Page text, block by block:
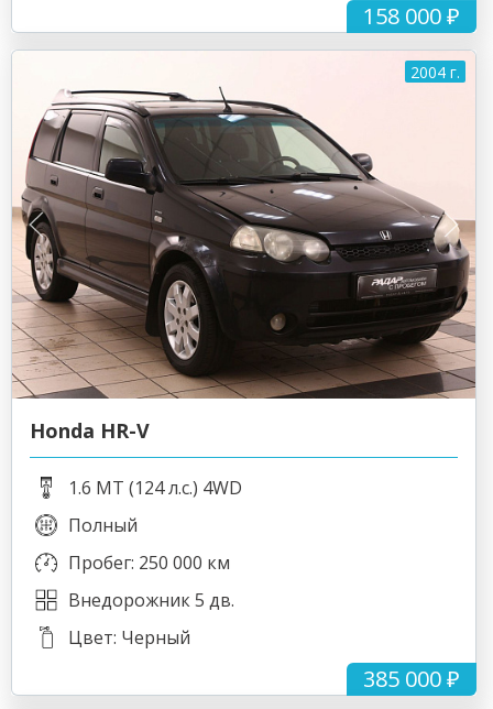
158 000 ₽
2004 г.
385 000 ₽
Honda HR-V
1.6 MT (124 л.с.) 4WD
Полный
Пробег: 250 000 км
Внедорожник 5 дв.
Цвет: Черный